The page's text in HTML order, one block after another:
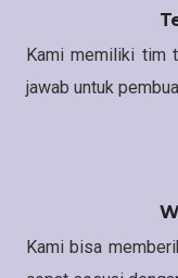
Kami memiliki tim
jawab untuk
Kami bisa